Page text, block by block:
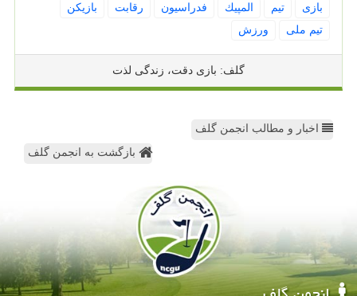
بازی تیم المپیك فدراسیون رقابت
بازیكن
تیم ملی
ورزش
گلف: بازی دقت، زندگی لذت
اخبار و مطالب انجمن گلف
بازگشت به انجمن گلف